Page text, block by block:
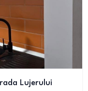
Lujerului